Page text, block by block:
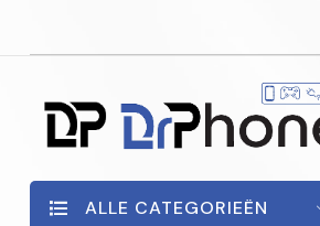
ALLE CATEGORIEËN